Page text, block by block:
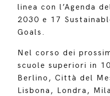
linea con l’Agenda
2030 e 17
Goals.
Nel corso dei
scuole superiori in
Berlino, Città del
Lisbona, Londra,